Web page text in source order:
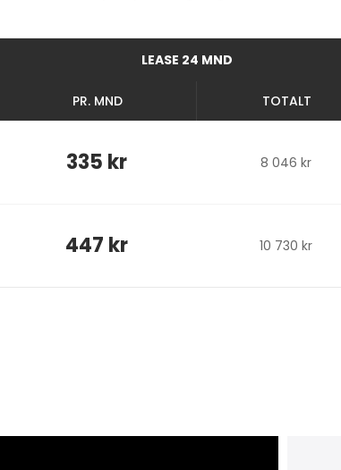
LEASE 24 MND
PR. MND
TOTALT
335 kr 8 046 kr
447 kr 10 730 kr